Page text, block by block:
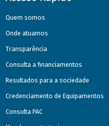
Quem somos
Onde atuamos
Transparência
Consulta a financiamentos
Resultados para a sociedade
Credenciamento de Equipamentos
Consulta PAC